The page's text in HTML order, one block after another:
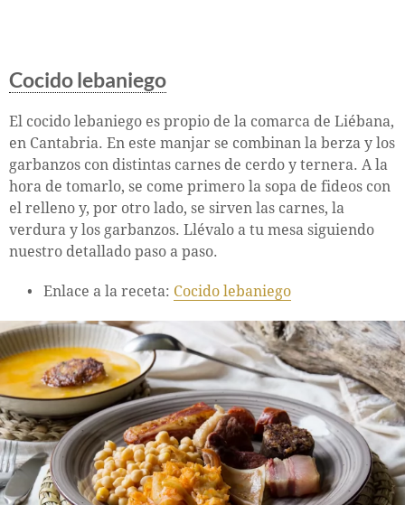
Cocido lebaniego
El cocido lebaniego es propio de la comarca de Liébana,
en Cantabria. En este manjar se combinan la berza y los
garbanzos con distintas carnes de cerdo y ternera. A la
hora de tomarlo, se come primero la sopa de fideos con
el relleno y, por otro lado, se sirven las carnes, la
verdura y los garbanzos. Llévalo a tu mesa siguiendo
nuestro detallado paso a paso.
Enlace a la receta: Cocido lebaniego